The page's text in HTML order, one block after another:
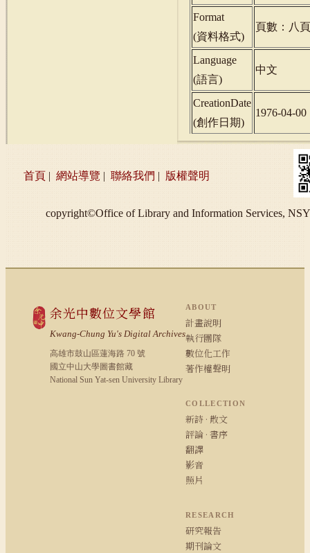
Format
(資料格式)
頁數：八頁
Language
(語言)
中文
CreationDate
(創作日期)
1976-04-00
首頁 | 網站導覽 | 聯絡我們 | 版權聲明
copyright©Office of Library and Information Services,
余光中數位文學館
Kwang-Chung Yu's Digital Archives
高雄市鼓山區蓮海路 70 號
國立中山大學圖書館藏
National Sun Yat-sen University Library
ABOUT
計畫說明
執行團隊
數位化工作
著作權聲明
COLLECTION
新詩 · 散文
評論 · 書序
翻譯
影音
照片
RESEARCH
研究報告
期刊論文